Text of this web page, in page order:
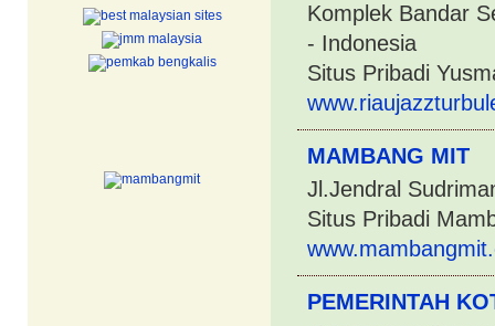
Komplek Bandar
- Indonesia
Situs Pribadi
MAMBANG MIT
Jl.Jendral
Situs Pribadi
PEMERINTAH